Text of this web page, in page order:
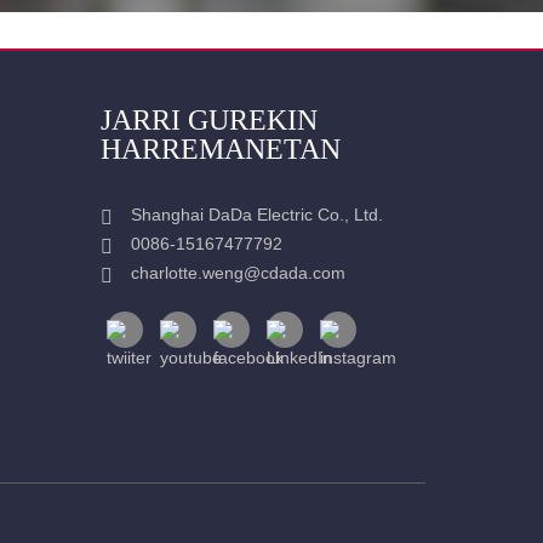
JARRI GUREKIN
HARREMANETAN
Shanghai DaDa Electric Co., Ltd.
0086-15167477792
charlotte.weng@cdada.com